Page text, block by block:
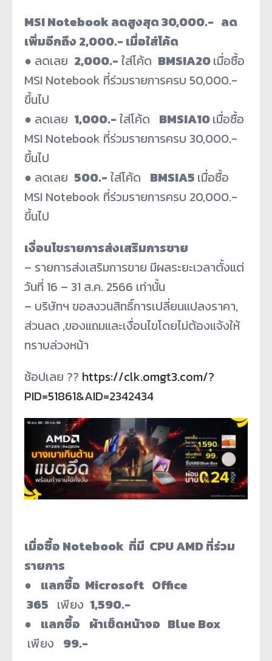
MSI Notebook ลดสูงสุด 30,000.- ลด
เพิ่มอีกถึง 2,000.- เมื่อใส่โค้ด
● ลดเลย 2,000.- ใส่โค้ด BMSIA20เมื่อซื้อ
MSI Notebook ที่ร่วมรายการครบ 50,000.-
ขึ้นไป
● ลดเลย 1,000.- ใส่โค้ด BMSIA10เมื่อซื้อ
MSI Notebook ที่ร่วมรายการครบ 30,000.-
ขึ้นไป
● ลดเลย 500.- ใส่โค้ด BMSIA5 เมื่อซื้อ
MSI Notebook ที่ร่วมรายการครบ 20,000.-
ขึ้นไป
เงื่อนไขรายการส่งเสริมการขาย
– รายการส่งเสริมการขาย มีผลระยะเวลาตั้งแต่
วันที่ 16 – 31 ส.ค. 2566 เท่านั้น
– บริษัทฯ ขอสงวนสิทธิ์การเปลี่ยนแปลงราคา,
ส่วนลด ,ของแถมและเงื่อนไขโดยไม่ต้องแจ้งให้
ทราบล่วงหน้า
ช้อปเลย ?? https://clk.omgt3.com/?
PID=51861&AID=2342434
เมื่อซื้อ Notebook ที่มี CPU AMDที่ร่วม
รายการ
● แลกซื้อ Microsoft Office
365 เพียง 1,590.-
● แลกซื้อ ผ้าเช็ดหน้าจอ Blue Box
เพียง 99.-